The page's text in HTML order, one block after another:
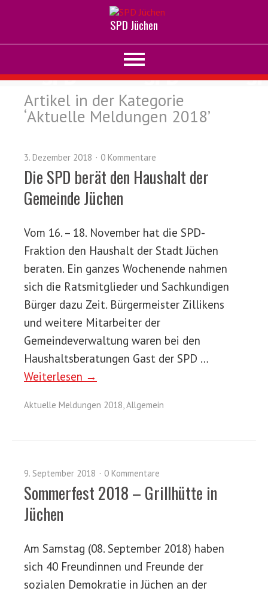
SPD Jüchen
Artikel in der Kategorie
‘Aktuelle Meldungen 2018’
3. Dezember 2018 0 Kommentare
Die SPD berät den Haushalt der
Gemeinde Jüchen
Vom 16. – 18. November hat die SPD-
Fraktion den Haushalt der Stadt Jüchen
beraten. Ein ganzes Wochenende nahmen
sich die Ratsmitglieder und Sachkundigen
Bürger dazu Zeit. Bürgermeister Zillikens
und weitere Mitarbeiter der
Gemeindeverwaltung waren bei den
Haushaltsberatungen Gast der SPD …
Weiterlesen →
Aktuelle Meldungen 2018,Allgemein
9. September 2018 0 Kommentare
Sommerfest 2018 – Grillhütte in
Jüchen
Am Samstag (08. September 2018) haben
sich 40 Freundinnen und Freunde der
sozialen Demokratie in Jüchen an der